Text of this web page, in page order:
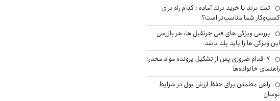
ثبت برند یا خرید برند آماده : کدام راه برای
کسب‌وکار شما مناسب‌تر است؟
بررسی ویژگی های فنی جرثقیل ها: هر بازرسی
این ویژگی ها را باید بلد باشد
۷ اقدام ضروری پس از تشکیل پرونده مواد مخدر؛
راهنمای خانواده‌ها
راهی مطمئن برای حفظ ارزش پول در شرایط
نوسان